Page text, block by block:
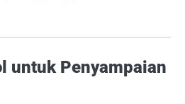
untuk Penyampaian